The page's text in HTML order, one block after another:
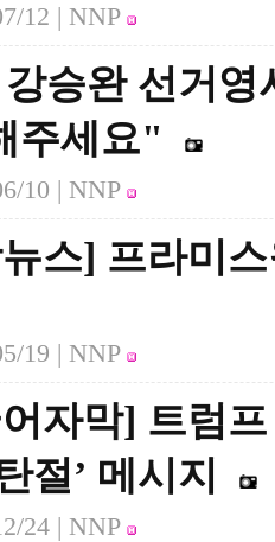
12 | NNP
승완 선거
주세요"
10 | NNP
스] 프라미
19 | NNP
자막] 트럼
절’ 메시지
24 | NNP